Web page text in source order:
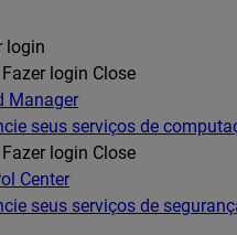
login
Fazer login Close
Manager
seus serviços de
Fazer login Close
Center
seus serviços de